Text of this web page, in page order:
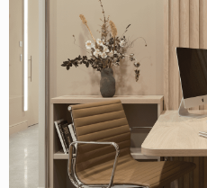
ИП КАЗАДАЕВ ИВАН СЕРГЕЕВИЧ ИНН 781304752519
ПОЛИТИКА КОНФИДЕНЦИАЛЬНОСТИ
MAIL /
META PLATFORMS INC. ПРИЗНАНА
ЭКСТРЕМИСТСКОЙ ОРГАНИЗАЦИЕЙ НА
ТЕРРИТОРИИ РФ
ОФЕРТА